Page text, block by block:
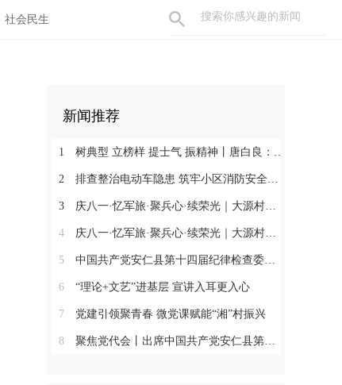
社会民生
新闻推荐
1 树典型 立榜样 提士气 振精神丨唐白良：三十载丹心映党徽 一腔热血暖万家
2 排查整治电动车隐患 筑牢小区消防安全防线
3 庆八一·忆军旅·聚兵心·续荣光｜大源村退役军人共话初心
4 庆八一·忆军旅·聚兵心·续荣光｜大源村退役军人共话初心
5 中国共产党安仁县第十四届纪律检查委员会召开第一次全体会议
6 “理论+文艺”进基层 宣讲入耳更入心
7 党建引领聚青春 微党课赋能“湘”村振兴
8 聚焦党代会丨出席中国共产党安仁县第十四次代表大会的党代表们陆续报到